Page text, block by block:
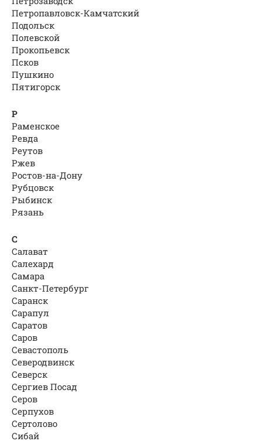
Петропавловск-Камчатский
Подольск
Полевской
Прокопьевск
Псков
Пушкино
Пятигорск
Р
Раменское
Ревда
Реутов
Ржев
Ростов-на-Дону
Рубцовск
Рыбинск
Рязань
С
Салават
Салехард
Самара
Санкт-Петербург
Саранск
Сарапул
Саратов
Саров
Севастополь
Северодвинск
Северск
Сергиев Посад
Серов
Серпухов
Сертолово
Сибай